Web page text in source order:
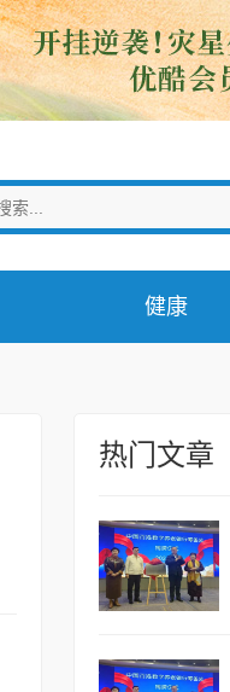
健康
热门文章